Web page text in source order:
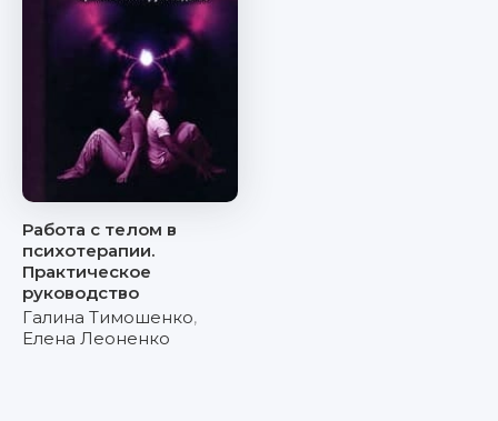
Работа с телом в
психотерапии.
Практическое
руководство
Галина Тимошенко,
Елена Леоненко